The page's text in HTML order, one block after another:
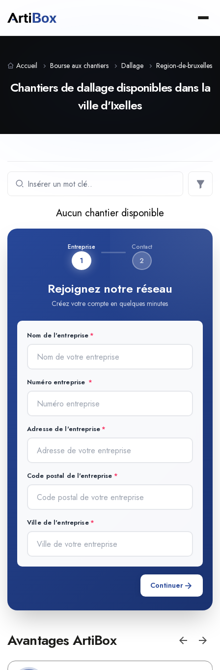
Accueil Bourse aux chantiers Dallage Region-de-bruxelles-
Chantiers de dallage disponibles dans la
ville d'Ixelles
Aucun chantier disponible
Entreprise
1
Contact
2
Rejoignez notre réseau
Créez votre compte en quelques minutes
Nom de l'entreprise
Numéro entreprise
Adresse de l'entreprise
Code postal de l'entreprise
Ville de l'entreprise
Continuer
Avantages ArtiBox